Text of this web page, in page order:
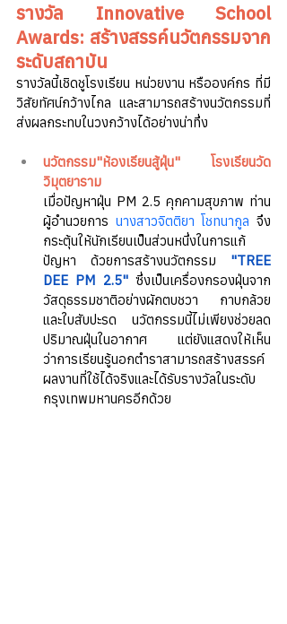
รางวัล Innovative School
Awards: สร้างสรรค์นวัตกรรมจาก
ระดับสถาบัน
รางวัลนี้เชิดชูโรงเรียน หน่วยงาน หรือองค์กร ที่มี
วิสัยทัศน์กว้างไกล และสามารถสร้างนวัตกรรมที่
ส่งผลกระทบในวงกว้างได้อย่างน่าทึ่ง
นวัตกรรม"ห้องเรียนสู้ฝุ่น" โรงเรียนวัด
วิมุตยาราม
เมื่อปัญหาฝุ่น PM 2.5 คุกคามสุขภาพ ท่าน
ผู้อำนวยการ นางสาวจิตติยา โชทนากูล จึง
กระตุ้นให้นักเรียนเป็นส่วนหนึ่งในการแก้
ปัญหา ด้วยการสร้างนวัตกรรม "TREE
DEE PM 2.5" ซึ่งเป็นเครื่องกรองฝุ่นจาก
วัสดุธรรมชาติอย่างผักตบชวา กาบกล้วย
และใบสับปะรด นวัตกรรมนี้ไม่เพียงช่วยลด
ปริมาณฝุ่นในอากาศ แต่ยังแสดงให้เห็น
ว่าการเรียนรู้นอกตำราสามารถสร้างสรรค์
ผลงานที่ใช้ได้จริงและได้รับรางวัลในระดับ
กรุงเทพมหานครอีกด้วย